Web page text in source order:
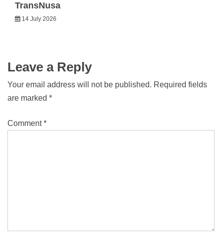
TransNusa
14 July 2026
Leave a Reply
Your email address will not be published. Required fields
are marked *
Comment*